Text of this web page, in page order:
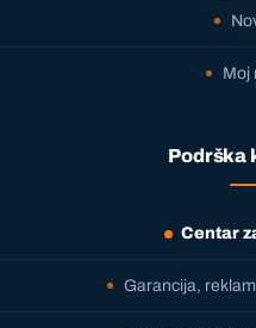
Moj
Podrška
Centar
Garancija,